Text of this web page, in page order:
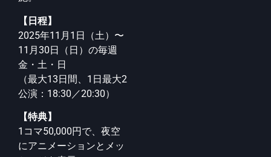
【日程】
2025年11月1日（土）〜
11月30日（日）の毎週
金・土・日
（最大13日間、1日最大2
公演：18:30／20:30）
【特典】
1コマ50,000円で、夜空
にアニメーションとメッ